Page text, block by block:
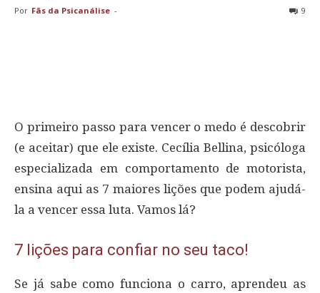
Por Fãs da Psicanálise - 9
O primeiro passo para vencer o medo é descobrir
(e aceitar) que ele existe. Cecília Bellina, psicóloga
especializada em comportamento de motorista,
ensina aqui as 7 maiores lições que podem ajudá-
la a vencer essa luta. Vamos lá?
7 lições para confiar no seu taco!
Se já sabe como funciona o carro, aprendeu as